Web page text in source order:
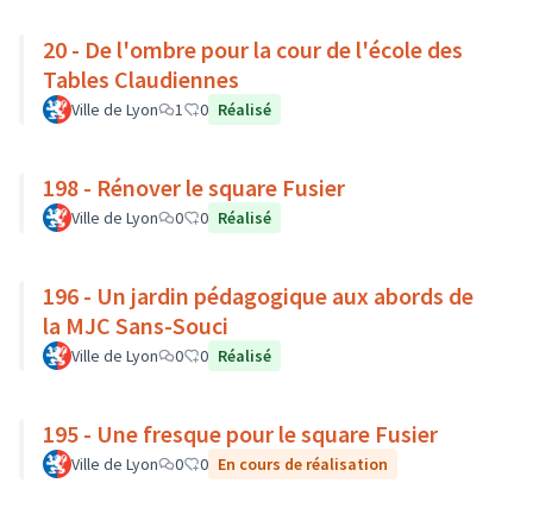
20 - De l'ombre pour la cour de l'école des
Tables Claudiennes
Ville de Lyon 1 0 Réalisé
198 - Rénover le square Fusier
Ville de Lyon 0 0 Réalisé
196 - Un jardin pédagogique aux abords de
la MJC Sans-Souci
Ville de Lyon 0 0 Réalisé
195 - Une fresque pour le square Fusier
Ville de Lyon 0 0 En cours de réalisation